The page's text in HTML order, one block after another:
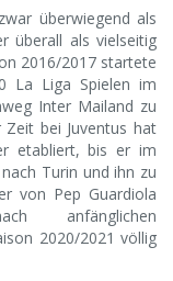
überwiegend als
überall als vielseitig
2016/2017 startete
La Liga Spielen im
Inter Mailand zu
bei Juventus hat
etabliert, bis er im
Turin und ihn zu
von Pep Guardiola
anfänglichen
2020/2021 völlig